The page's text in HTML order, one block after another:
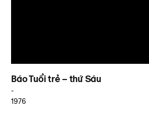
Báo Tuổi trẻ – thứ Sáu
-
1976